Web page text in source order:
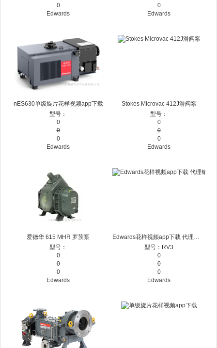
0
Edwards
0
Edwards
nES630单级旋片花样视频app下载
型号：
0
0
0
Edwards
Stokes Microvac 412J滑阀泵
型号：
0
0
0
Edwards
爱德华 615 MHR 罗茨泵
型号：
0
0
0
Edwards
Edwards花样视频app下载 代理销售维修
型号：RV3
0
0
0
Edwards